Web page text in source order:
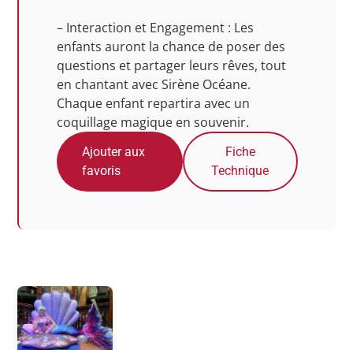
– Interaction et Engagement : Les
enfants auront la chance de poser des
questions et partager leurs rêves, tout
en chantant avec Sirène Océane.
Chaque enfant repartira avec un
coquillage magique en souvenir.
Ajouter aux
favoris
Fiche
Technique